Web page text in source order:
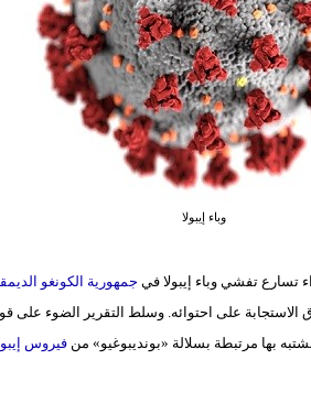
وباء إيبولا
تسارع تفشي وباء إيبولا فيجمهورية الكونغو
على احتوائه. وسلط التقرير الضوء على
فيروس